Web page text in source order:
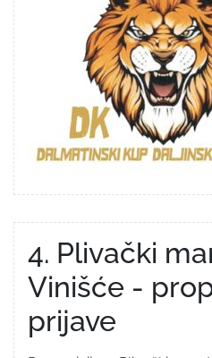
4. Plivački
Vinišće -
prijave